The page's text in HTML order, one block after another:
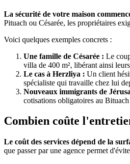
La sécurité de votre maison
Pituach ou Césarée, les propriétaires
Voici quelques exemples concrets :
Une famille de Césarée : Le
villa de 400 m², libérant ainsi
Le cas à Herzliya : Un client
spécialiste qui travaille chez lui
Nouveaux immigrants de
cotisations obligatoires au
Combien coûte
Le coût des services dépend de la
que passer par une agence permet